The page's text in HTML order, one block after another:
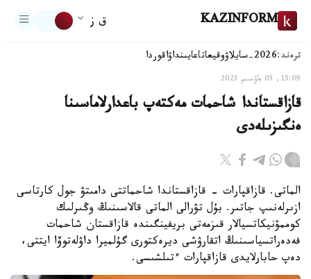
KAZINFORM ق ز
ترەند:2026-سايلاۋ وقيعاتاعايىنداۋاقوردا
15:09, 05 ماۋسىم 2023
قازاقستاندا شاحمات مەكتەپ باعدارلاماسىنا
ەنگىزىلەدى
الماتى. قازاقپارات - قازاقستاندا شاحماتتى دامىتۋ جول كارتاسى
ازىرلەنىپ جاتىر. بۇل تۋرالى الماتى قالاسىنىڭ وڭىرلىك
كوممۋنيكاتسيالار قىزمەتى بريفينگىندە قازاقستان شاحمات
فەدەراتسياسىنىڭ اتقارۋشى ديرەكتورى گۇلميرا داۋلەتوۆا ايتتى،
دەپ حابارلايدى قازاقپارات ءتىلشىسى.